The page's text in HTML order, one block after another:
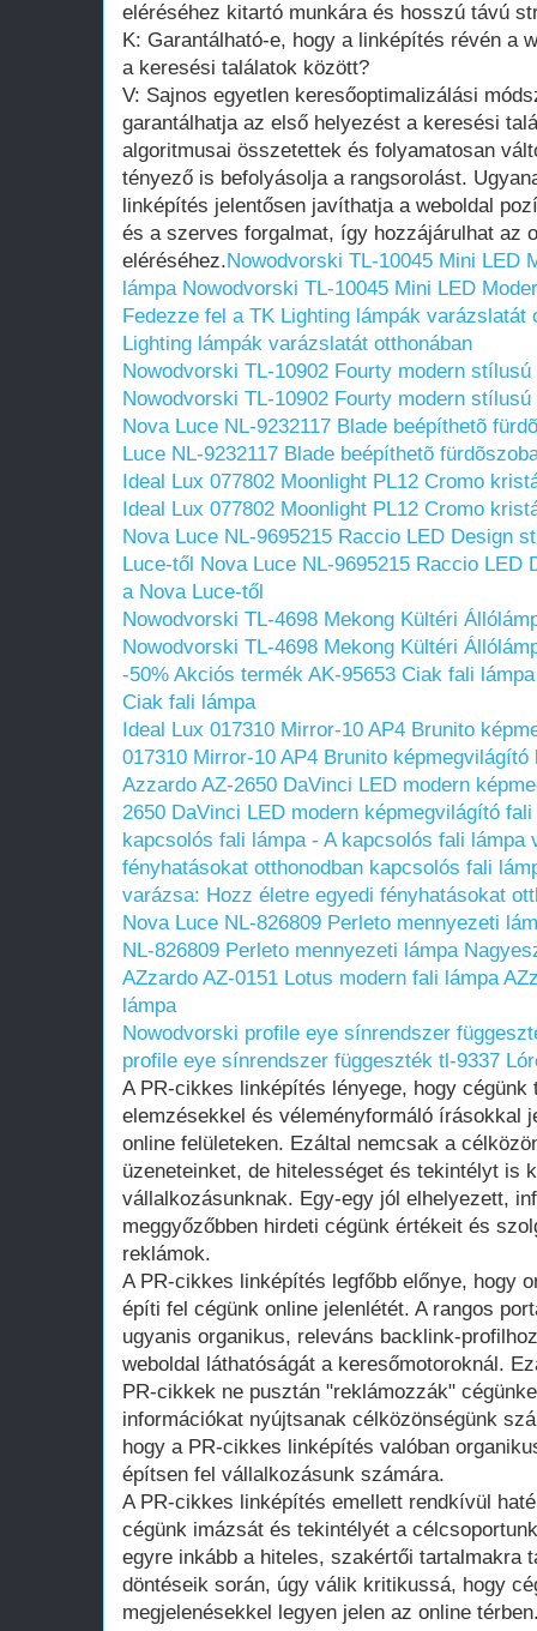
eléréséhez kitartó munkára és hosszú távú
K: Garantálható-e, hogy a linképítés révén a
a keresési találatok között?
V: Sajnos egyetlen keresőoptimalizálási
garantálhatja az első helyezést a keresési
algoritmusai összetettek és folyamatosan
tényező is befolyásolja a rangsorolást.
linképítés jelentősen javíthatja a weboldal
és a szerves forgalmat, így hozzájárulhat az
eléréséhez.Nowodvorski TL-10045 Mini LED
lámpa Nowodvorski TL-10045 Mini LED
Fedezze fel a TK Lighting lámpák varázslatát
Lighting lámpák varázslatát otthonában
Nowodvorski TL-10902 Fourty modern
Nowodvorski TL-10902 Fourty modern
Nova Luce NL-9232117 Blade beépíthetõ
Luce NL-9232117 Blade beépíthetõ
Ideal Lux 077802 Moonlight PL12 Cromo
Ideal Lux 077802 Moonlight PL12 Cromo
Nova Luce NL-9695215 Raccio LED Design
Luce-től Nova Luce NL-9695215 Raccio
a Nova Luce-től
Nowodvorski TL-4698 Mekong Kültéri
Nowodvorski TL-4698 Mekong Kültéri
-50% Akciós termék AK-95653 Ciak fali lámpa
Ciak fali lámpa
Ideal Lux 017310 Mirror-10 AP4 Brunito
017310 Mirror-10 AP4 Brunito képmegvilágító
Azzardo AZ-2650 DaVinci LED modern
2650 DaVinci LED modern képmegvilágító fali
kapcsolós fali lámpa - A kapcsolós fali lámpa
fényhatásokat otthonodban kapcsolós fali
varázsa: Hozz életre egyedi fényhatásokat
Nova Luce NL-826809 Perleto mennyezeti
NL-826809 Perleto mennyezeti lámpa
AZzardo AZ-0151 Lotus modern fali lámpa
lámpa
Nowodvorski profile eye sínrendszer
profile eye sínrendszer függeszték tl-9337
A PR-cikkes linképítés lényege, hogy
elemzésekkel és véleményformáló írásokkal
online felületeken. Ezáltal nemcsak a
üzeneteinket, de hitelességet és tekintélyt is
vállalkozásunknak. Egy-egy jól elhelyezett,
meggyőzőbben hirdeti cégünk értékeit és
reklámok.
A PR-cikkes linképítés legfőbb előnye, hogy
építi fel cégünk online jelenlétét. A rangos
ugyanis organikus, releváns backlink-
weboldal láthatóságát a keresőmotoroknál.
PR-cikkek ne pusztán "reklámozzák"
információkat nyújtsanak célközönségünk
hogy a PR-cikkes linképítés valóban
építsen fel vállalkozásunk számára.
A PR-cikkes linképítés emellett rendkívül
cégünk imázsát és tekintélyét a
egyre inkább a hiteles, szakértői tartalmakra
döntéseik során, úgy válik kritikussá, hogy
megjelenésekkel legyen jelen az online